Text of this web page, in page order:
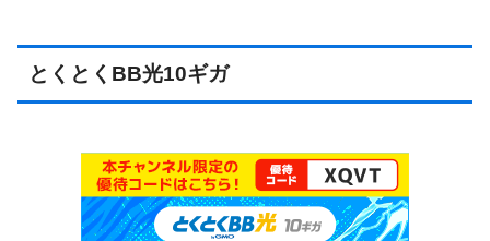
とくとくBB光10ギガ